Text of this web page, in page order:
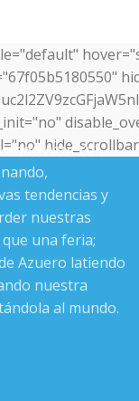
Azuero”,
tendencias y
nuestras
una feria;
Azuero latiendo
nuestra
al mundo.